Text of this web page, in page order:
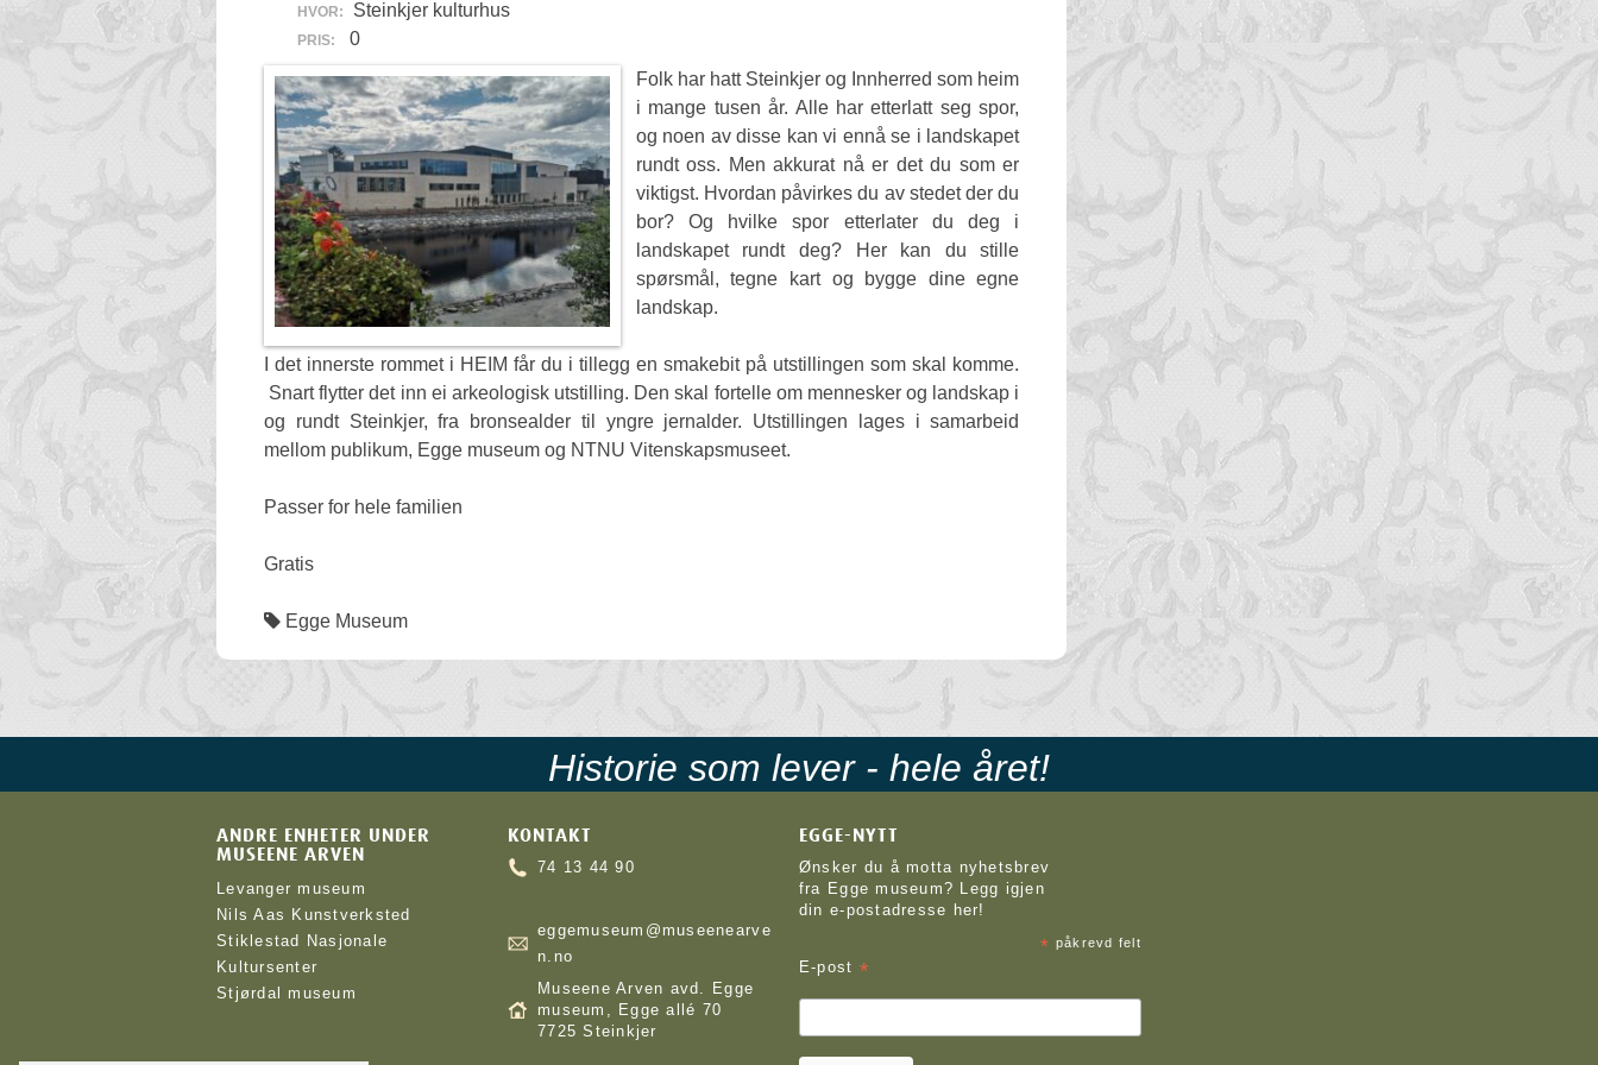
HVOR: Steinkjer kulturhus
PRIS:
0
Folk har hatt Steinkjer og Innherred som heim
i mange tusen år. Alle har etterlatt seg spor,
og noen av disse kan vi ennå se i landskapet
rundt oss. Men akkurat nå er det du som er
viktigst. Hvordan påvirkes du av stedet der du
bor? Og hvilke spor etterlater du deg i
landskapet rundt deg? Her kan du stille
spørsmål, tegne kart og bygge dine egne
landskap.
I det innerste rommet i HEIM får du i tillegg en smakebit på utstillingen som skal komme.
Snart flytter det inn ei arkeologisk utstilling. Den skal fortelle om mennesker og landskap i
og rundt Steinkjer, fra bronsealder til yngre jernalder. Utstillingen lages i samarbeid
mellom publikum, Egge museum og NTNU Vitenskapsmuseet.
Passer for hele familien
Gratis
Egge Museum
Historie som lever - hele året!
ANDRE ENHETER UNDER
MUSEENE ARVEN
Levanger museum
Nils Aas Kunstverksted
Stiklestad Nasjonale
Kultursenter
Stjørdal museum
KONTAKT
74 13 44 90
eggemuseum@museenearve
n.no
Museene Arven avd. Egge
museum, Egge allé 70
7725 Steinkjer
EGGE-NYTT
Ønsker du å motta nyhetsbrev
fra Egge museum? Legg igjen
din e-postadresse her!
* påkrevd felt
E-post *